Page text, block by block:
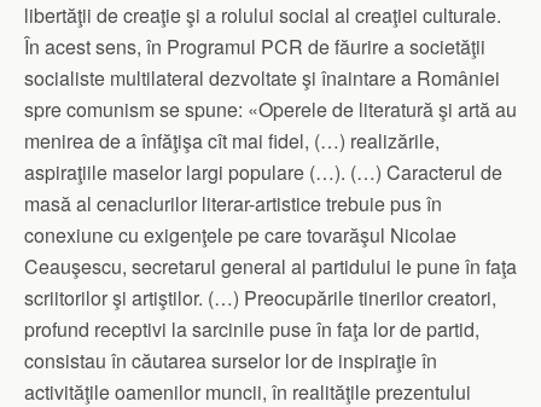
libertăţii de creaţie şi a rolului social al creaţiei culturale.
În acest sens, în Programul PCR de făurire a societăţii
socialiste multilateral dezvoltate şi înaintare a României
spre comunism se spune: «Operele de literatură şi artă au
menirea de a înfăţişa cît mai fidel, (…) realizările,
aspiraţiile maselor largi populare (…). (…) Caracterul de
masă al cenaclurilor literar-artistice trebuie pus în
conexiune cu exigenţele pe care tovarăşul Nicolae
Ceauşescu, secretarul general al partidului le pune în faţa
scriitorilor şi artiştilor. (…) Preocupările tinerilor creatori,
profund receptivi la sarcinile puse în faţa lor de partid,
consistau în căutarea surselor lor de inspiraţie în
activităţile oamenilor muncii, în realităţile prezentului